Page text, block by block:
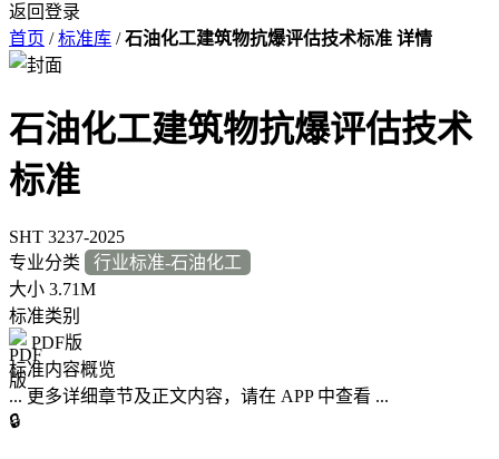
返回登录
首页 / 标准库 / 石油化工建筑物抗爆评估技术标准 详情
石油化工建筑物抗爆评估技术
标准
SHT 3237-2025
专业分类
行业标准-石油化工
大小 3.71M
标准类别
PDF版
标准内容概览
... 更多详细章节及正文内容，请在 APP 中查看 ...
🔒